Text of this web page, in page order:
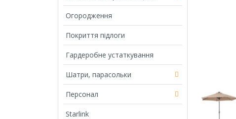
Огородження
Покриття підлоги
Гардеробне устаткування
Шатри, парасольки
Персонал
Starlink